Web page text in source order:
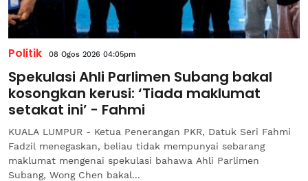
Politik 08 Ogos 2026 04:05pm
Spekulasi Ahli Parlimen Subang bakal
kosongkan kerusi: ‘Tiada maklumat
setakat ini’ - Fahmi
KUALA LUMPUR - Ketua Penerangan PKR, Datuk Seri Fahmi
Fadzil menegaskan, beliau tidak mempunyai sebarang
maklumat mengenai spekulasi bahawa Ahli Parlimen
Subang, Wong Chen bakal...